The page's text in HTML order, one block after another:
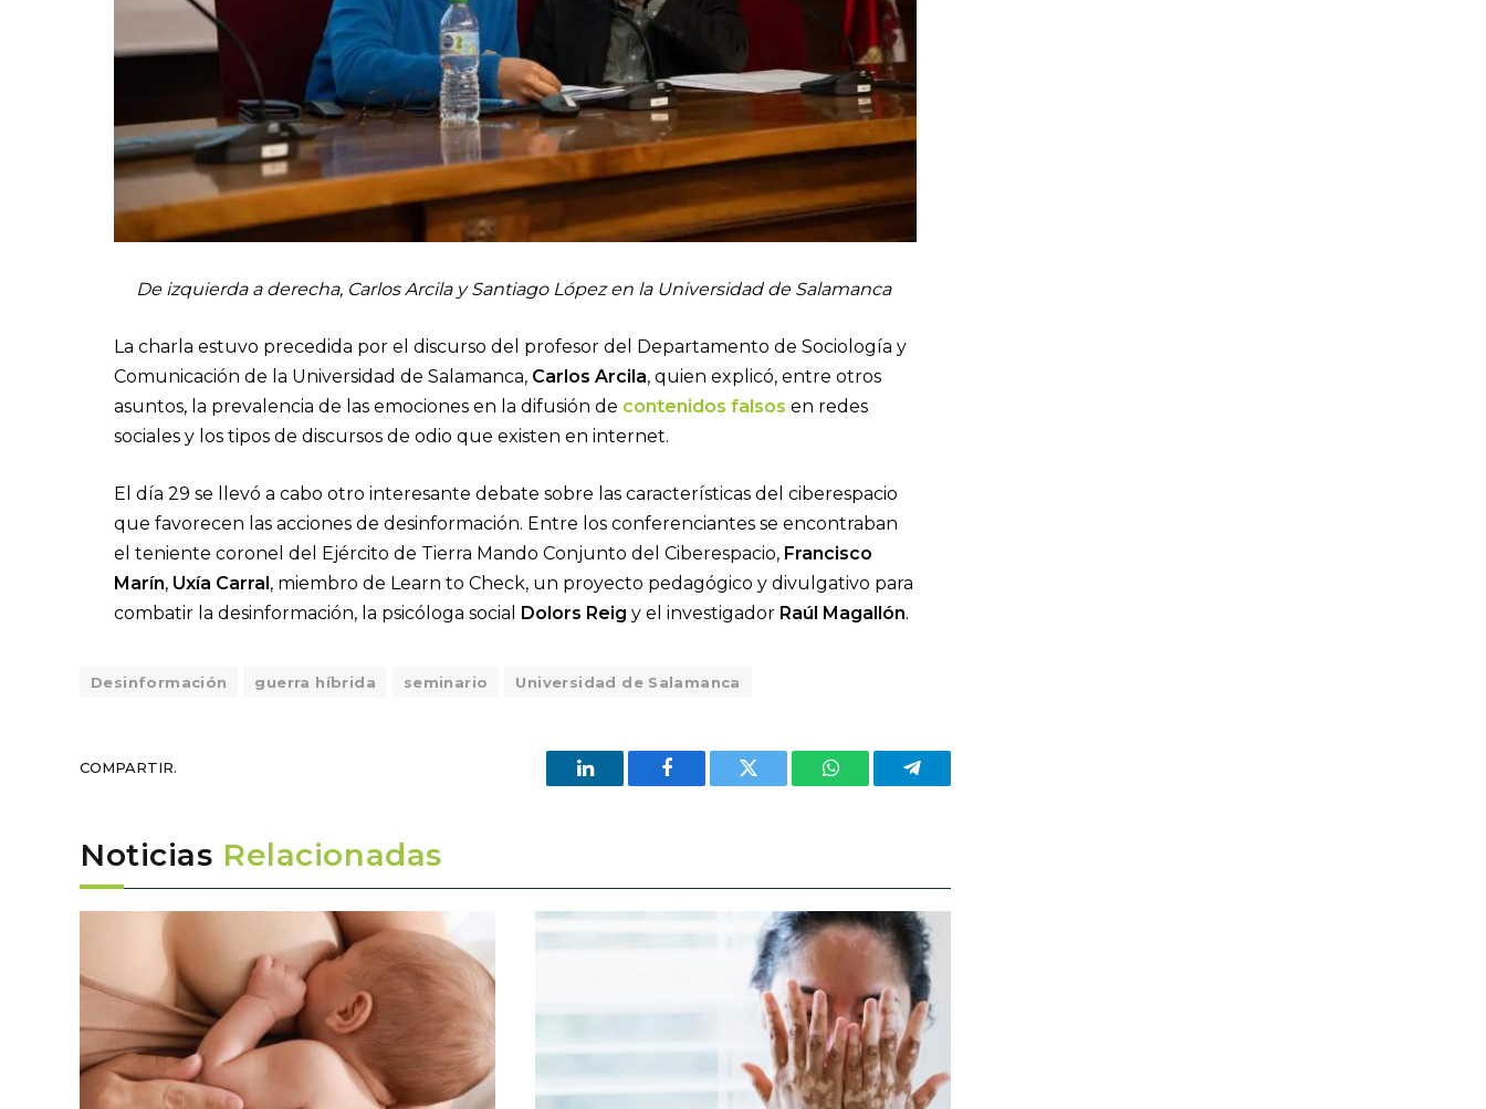
De izquierda a derecha, Carlos Arcila y Santiago López en la Universidad de Salamanca
La charla estuvo precedida por el discurso del profesor del Departamento de Sociología y
Comunicación de la Universidad de Salamanca, Carlos Arcila, quien explicó, entre otros
asuntos, la prevalencia de las emociones en la difusión de contenidos falsos en redes
sociales y los tipos de discursos de odio que existen en internet.
El día 29 se llevó a cabo otro interesante debate sobre las características del ciberespacio
que favorecen las acciones de desinformación. Entre los conferenciantes se encontraban
el teniente coronel del Ejército de Tierra Mando Conjunto del Ciberespacio, Francisco
Marín, Uxía Carral, miembro de Learn to Check, un proyecto pedagógico y divulgativo para
combatir la desinformación, la psicóloga social Dolors Reig y el investigador Raúl Magallón.
Desinformación guerra híbrida seminario Universidad de Salamanca
COMPARTIR.
LinkedIn Facebook Twitter WhatsAppTelegrama
Noticias Relacionadas